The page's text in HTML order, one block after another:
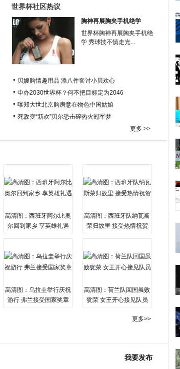
世界杯社区热议
胸神再展胸夹手机绝学
世界杯胸神再展胸夹手机绝
学 秀球技不慎走光...
贝嫂购情趣用品 添八件套讨小贝欢心
申办2030世界杯？何不把目标定为2046
曝郑大世北京购房意在物色中国姑娘
死敌变“新欢”贝尔恐击碎热火冠军梦
更多 >>
高清图：西班牙阿尔比奥
尔回到家乡 享英雄礼遇
高清图：西班牙队纳瓦斯
荣归故里 接受热情祝贺
高清图：乌拉圭举行庆祝
游行 弗兰接受国家奖章
高清图：荷兰队回国虽败
犹荣 女王开心接见队员
更多>>
我要发布